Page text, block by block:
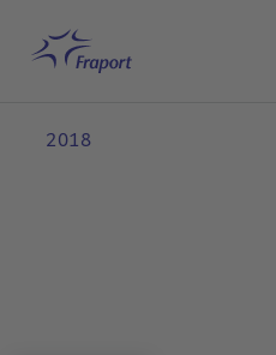
Startseite
2018